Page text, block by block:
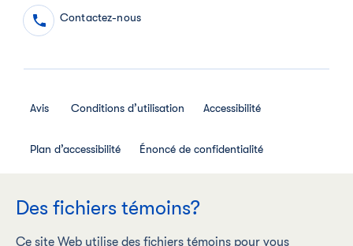
Contactez-nous
Avis Conditions d’utilisation Accessibilité
Plan d’accessibilité Énoncé de confidentialité
Des fichiers témoins?
Ce site Web utilise des fichiers témoins pour vous